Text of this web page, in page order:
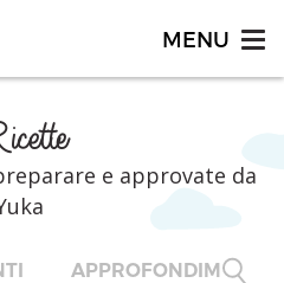
e approvate da
APPROFONDIMENTI